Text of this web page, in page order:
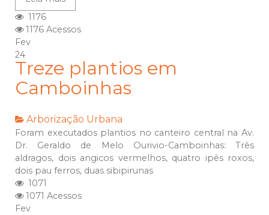
1176
1176 Acessos
Fev
24
Treze plantios em
Camboinhas
Arborização Urbana
Foram executados plantios no canteiro central na Av.
Dr. Geraldo de Melo Ourivio-Camboinhas: Três
aldragos, dois angicos vermelhos, quatro ipês roxos,
dois pau ferros, duas sibipirunas
1071
1071 Acessos
Fev